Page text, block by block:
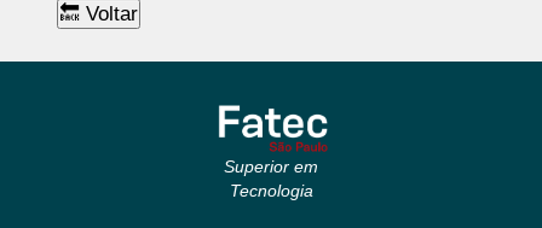
🔙 Voltar
Superior em
Tecnologia